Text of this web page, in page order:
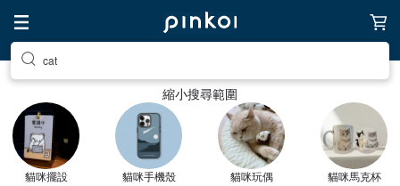
cat
縮小搜尋範圍
貓咪擺設 貓咪手機殼 貓咪玩偶 貓咪馬克杯